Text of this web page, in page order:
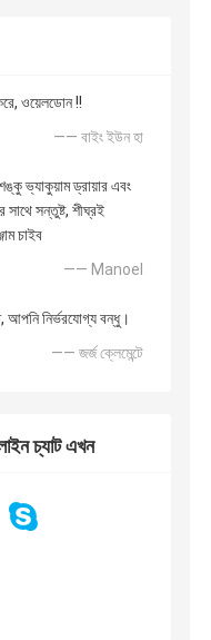
ওয়েলডোন !!
—— বাইং ইউন হা
ভ্যাকুয়াম ড্রায়ার এবং
সন্তুষ্ট, শীঘ্রই
চাইব
—— Manoel
আপনি নির্ভরযোগ্য বন্ধু।
—— জর্জ ক্লেমেন্টে
চ্যাট এখন